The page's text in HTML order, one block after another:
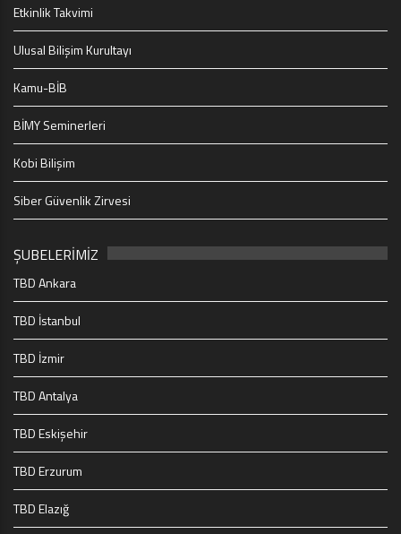
Etkinlik Takvimi
Ulusal Bilişim Kurultayı
Kamu-BİB
BİMY Seminerleri
Kobi Bilişim
Siber Güvenlik Zirvesi
ŞUBELERİMİZ
TBD Ankara
TBD İstanbul
TBD İzmir
TBD Antalya
TBD Eskişehir
TBD Erzurum
TBD Elazığ